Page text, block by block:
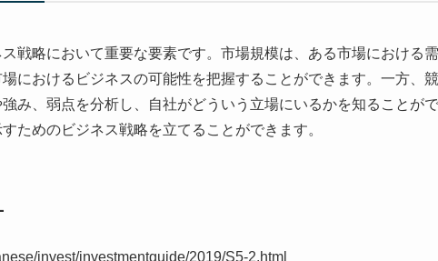
戦略において重要な要素です。市場規模は、ある市場における
におけるビジネスの可能性を把握することができます。一方、
み、弱点を分析し、自社がどういう立場にいるかを知ることが
ためのビジネス戦略を立てることができます。
invest/investmentguide/2019/S5-2.html